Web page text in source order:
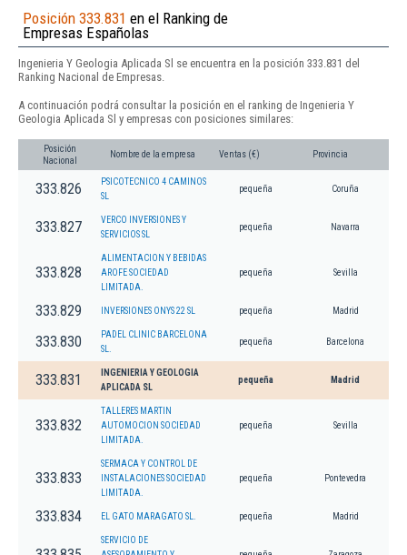
Posición 333.831 en el Ranking de
Empresas Españolas
Ingenieria Y Geologia Aplicada Sl se encuentra en la posición 333.831 del
Ranking Nacional de Empresas.
A continuación podrá consultar la posición en el ranking de Ingenieria Y
Geologia Aplicada Sl y empresas con posiciones similares:
Posición
Nacional
Nombre de la empresa Ventas (€) Provincia
333.826
PSICOTECNICO 4 CAMINOS
SL
pequeña Coruña
333.827
VERCO INVERSIONES Y
SERVICIOS SL
pequeña Navarra
333.828
ALIMENTACION Y BEBIDAS
AROFE SOCIEDAD
LIMITADA.
pequeña Sevilla
333.829 INVERSIONES ONYS 22 SL pequeña Madrid
333.830
PADEL CLINIC BARCELONA
SL.
pequeña Barcelona
333.831
INGENIERIA Y GEOLOGIA
APLICADA SL
pequeña Madrid
333.832
TALLERES MARTIN
AUTOMOCION SOCIEDAD
LIMITADA.
pequeña Sevilla
333.833
SERMACA Y CONTROL DE
INSTALACIONES SOCIEDAD
LIMITADA.
pequeña Pontevedra
333.834 EL GATO MARAGATO SL. pequeña Madrid
SERVICIO DE